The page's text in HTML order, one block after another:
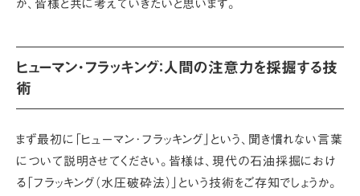
ヒューマン･フラッキング：人間の注意力を採掘する技
術
まず最初に「ヒューマン･フラッキング」という、聞き慣れない言葉
について説明させてください。皆様は、現代の石油採掘におけ
る「フラッキング（水圧破砕法）」という技術をご存知でしょうか。